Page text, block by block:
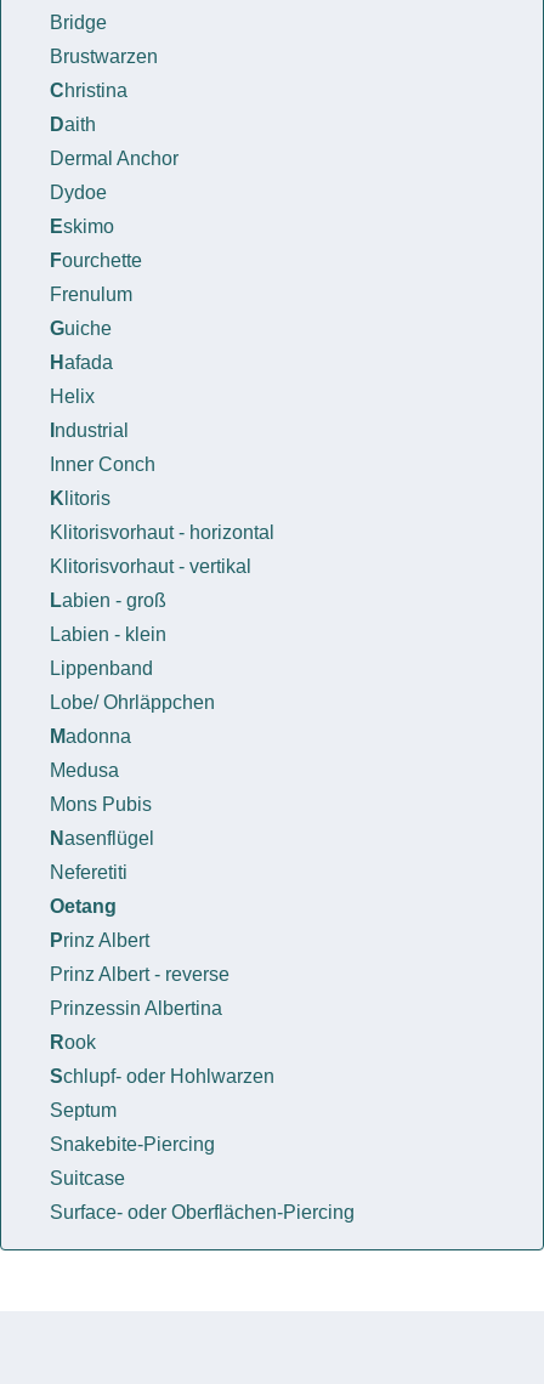
Bridge
Brustwarzen
Christina
Daith
Dermal Anchor
Dydoe
Eskimo
Fourchette
Frenulum
Guiche
Hafada
Helix
ndustrial
Inner Conch
K litoris
Klitorisvorhaut - horizontal
Klitorisvorhaut - vertikal
Labien - groß
Labien - klein
Lippenband
Lobe/ Ohrläppchen
Madonna
Medusa
Mons Pubis
Nasenflügel
Neferetiti
Oetang
Prinz Albert
Prinz Albert - reverse
Prinzessin Albertina
Rook
Schlupf- oder Hohlwarzen
Septum
Snakebite-Piercing
Suitcase
Surface- oder Oberflächen-Piercing